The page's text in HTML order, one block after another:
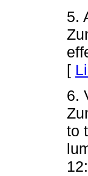
5.
[
6.
to